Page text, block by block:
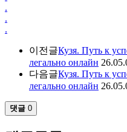
.
.
.
이전글Кузя. Путь к
легально онлайн
다음글Кузя. Путь к
легально онлайн
댓글 0